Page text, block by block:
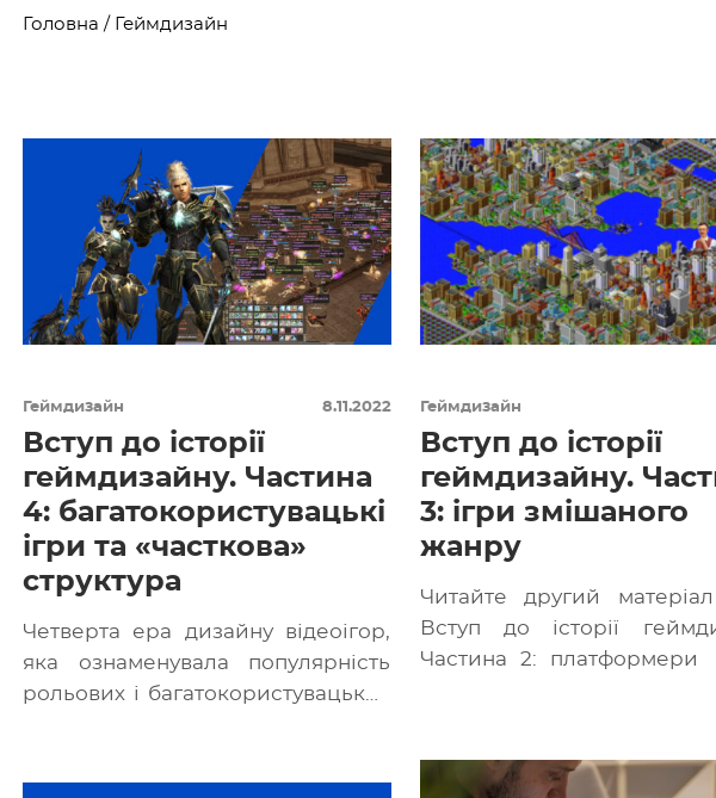
Головна / Геймдизайн
Геймдизайн 8.11.2022
Вступ до історії
геймдизайну. Частина
4: багатокористувацькі
ігри та «часткова»
структура
Четверта ера дизайну відеоігор,
яка ознаменувала популярність
рольових і багатокористувацьких
(внутрішньоігровими відео),
Геймдизайн
Вступ до історії
геймдизайну.
3: ігри змішаного
жанру
Читайте другий матеріал
Вступ до історії
Частина 2: платформери